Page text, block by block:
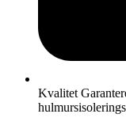
Kvalitet